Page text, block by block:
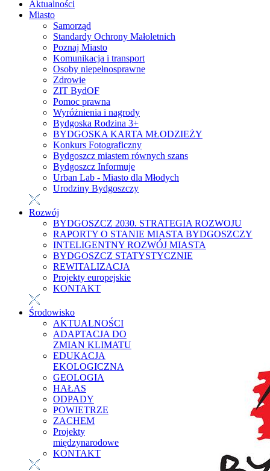
Aktualności
Miasto
Samorząd
Standardy Ochrony Małoletnich
Poznaj Miasto
Komunikacja i transport
Osoby niepełnosprawne
Zdrowie
ZIT BydOF
Pomoc prawna
Wyróżnienia i nagrody
Bydgoska Rodzina 3+
BYDGOSKA KARTA MŁODZIEŻY
Konkurs Fotograficzny
Bydgoszcz miastem równych szans
Bydgoszcz Informuje
Urban Lab - Miasto dla Młodych
Urodziny Bydgoszczy
Rozwój
BYDGOSZCZ 2030. STRATEGIA ROZWOJU
RAPORTY O STANIE MIASTA BYDGOSZCZY
INTELIGENTNY ROZWÓJ MIASTA
BYDGOSZCZ STATYSTYCZNIE
REWITALIZACJA
Projekty europejskie
KONTAKT
Środowisko
AKTUALNOŚCI
ADAPTACJA DO
ZMIAN KLIMATU
EDUKACJA
EKOLOGICZNA
GEOLOGIA
HAŁAS
ODPADY
POWIETRZE
ZACHEM
Projekty
międzynarodowe
KONTAKT